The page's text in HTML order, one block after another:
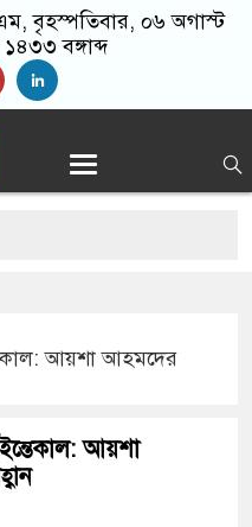
, বৃহস্পতিবার, ০৬ অগাস্ট
বঙ্গাব্দ
আয়শা আহমদের
আয়শা